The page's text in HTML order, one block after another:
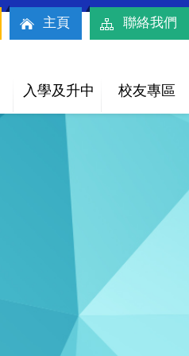
主頁 聯絡我們
入學及升中 校友專區